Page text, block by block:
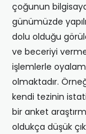
çoğunun
günümüzde
dolu olduğu
ve beceriyi
işlemlerle
olmaktadır.
kendi tezinin
bir anket
oldukça düşük